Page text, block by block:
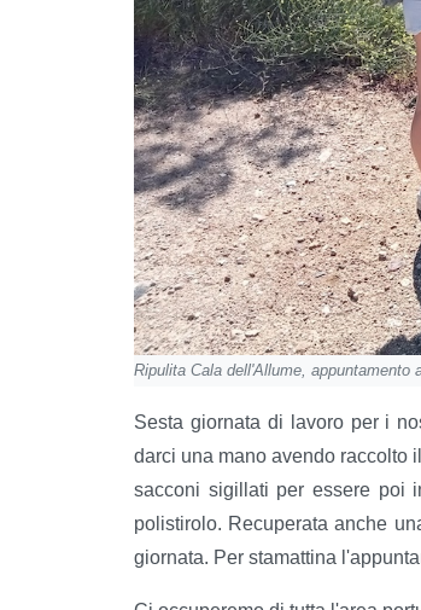
Ripulita Cala dell'Allume, appuntamento
Sesta giornata di lavoro per i
darci una mano avendo raccolto
sacconi sigillati per essere poi
polistirolo. Recuperata anche
giornata. Per stamattina